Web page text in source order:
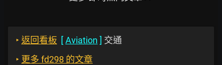
‣ 返回看板 [Aviation ] 交通
‣ 更多 fd298 的文章